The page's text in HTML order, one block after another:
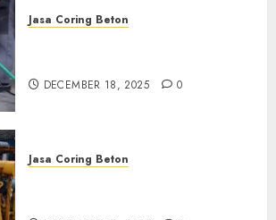
Jasa Coring Beton
DECEMBER 18, 2025 0
Jasa Coring Beton